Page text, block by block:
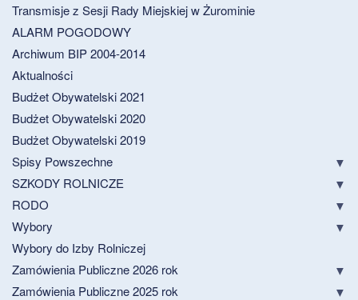
Transmisje z Sesji Rady Miejskiej w Żurominie
ALARM POGODOWY
Archiwum BIP 2004-2014
Aktualności
Budżet Obywatelski 2021
Budżet Obywatelski 2020
Budżet Obywatelski 2019
Spisy Powszechne
SZKODY ROLNICZE
RODO
Wybory
Wybory do Izby Rolniczej
Zamówienia Publiczne 2026 rok
Zamówienia Publiczne 2025 rok